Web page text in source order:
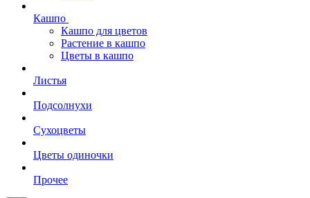
Кашпо
Кашпо для цветов
Растение в кашпо
Цветы в кашпо
Листья
Подсолнухи
Сухоцветы
Цветы одиночки
Прочее